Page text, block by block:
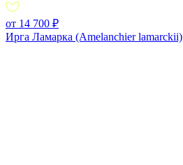
от 14 700 ₽
Ирга Ламарка (Amelanchier lamarckii)